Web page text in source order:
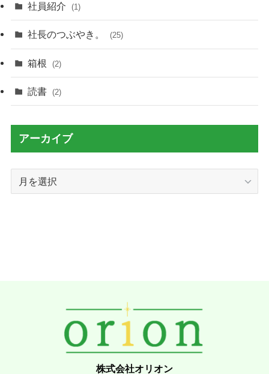
社員紹介 (1)
社長のつぶやき。 (25)
箱根 (2)
読書 (2)
アーカイブ
株式会社オリオン